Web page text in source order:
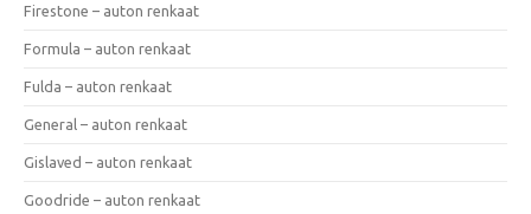
Firestone – auton renkaat
Formula – auton renkaat
Fulda – auton renkaat
General – auton renkaat
Gislaved – auton renkaat
Goodride – auton renkaat